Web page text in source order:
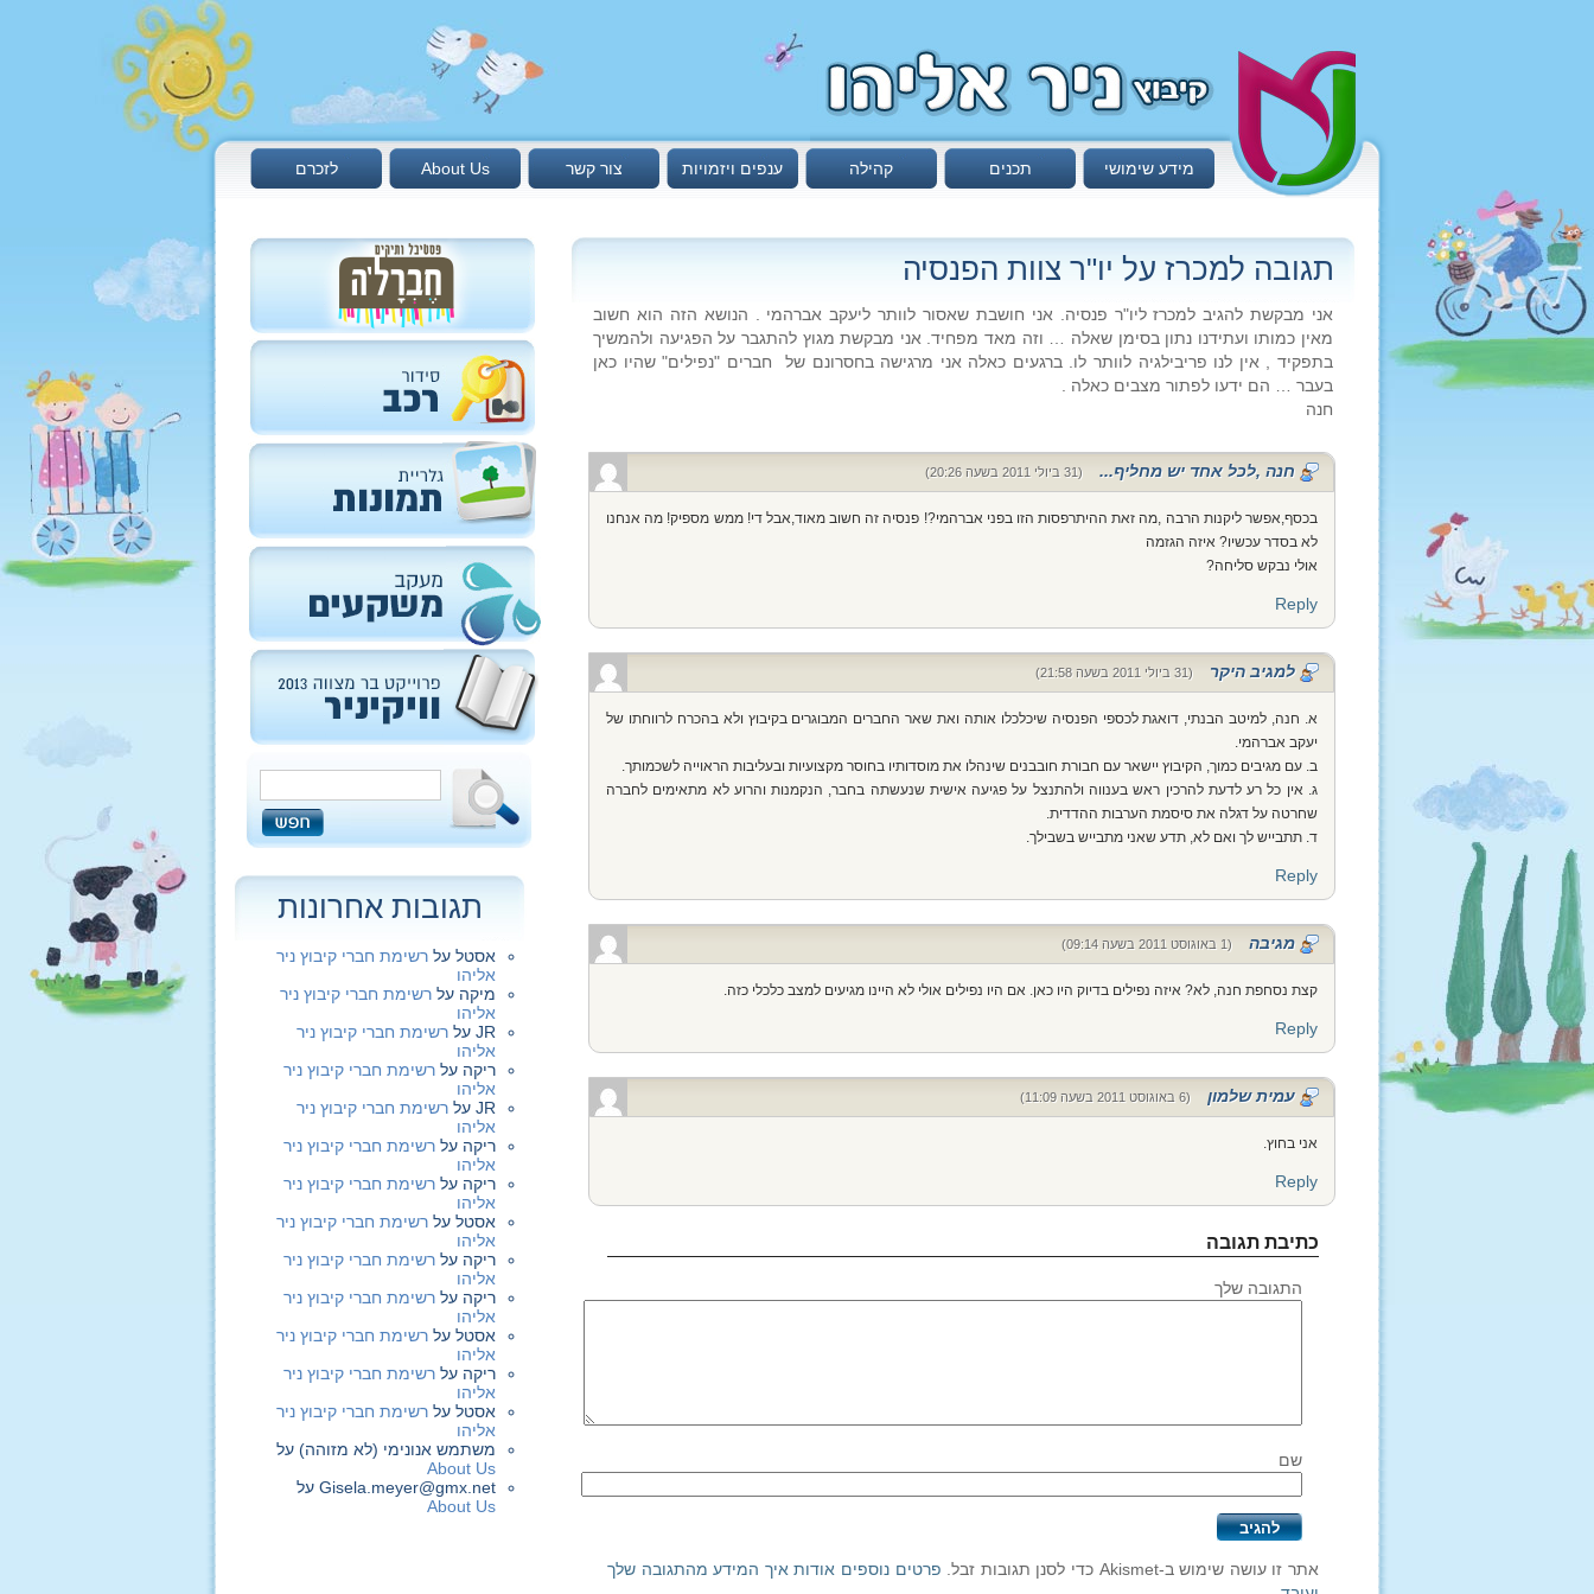
לזכרם About Us צור קשר ענפים ויזמויות קהילה תכנים מידע שימושי
תגובה למכרז על יו"ר צוות הפנסיה
אני מבקשת להגיב למכרז ליו"ר פנסיה. אני חושבת שאסור לוותר ליעקב אברהמי . הנושא הזה הוא חשוב
מאין כמותו ועתידנו נתון בסימן שאלה … וזה מאד מפחיד. אני מבקשת מגוץ להתגבר על הפגיעה ולהמשיך
בתפקיד , אין לנו פריבילגיה לוותר לו. ברגעים כאלה אני מרגישה בחסרונם של חברים "נפילים" שהיו כאן
בעבר … הם ידעו לפתור מצבים כאלה .
חנה
חנה ,לכל אחד יש מחליף... (31 ביולי 2011 בשעה 20:26)
בכסף,אפשר ליקנות הרבה ,מה זאת ההיתרפסות הזו בפני אברהמי?! פנסיה זה חשוב מאוד,אבל די! ממש מספיק! מה אנחנו
לא בסדר עכשיו? איזה הגזמה
אולי נבקש סליחה?
Reply
למגיב היקר (31 ביולי 2011 בשעה 21:58)
א. חנה, למיטב הבנתי, דואגת לכספי הפנסיה שיכלכלו אותה ואת שאר החברים המבוגרים בקיבוץ ולא בהכרח לרווחתו של
יעקב אברהמי.
ב. עם מגיבים כמוך, הקיבוץ יישאר עם חבורת חובבנים שינהלו את מוסדותיו בחוסר מקצועיות ובעליבות הראוייה לשכמותך.
ג. אין כל רע לדעת להרכין ראש בענווה ולהתנצל על פגיעה אישית שנעשתה בחבר, הנקמנות והרוע לא מתאימים לחברה
שחרטה על דגלה את סיסמת הערבות ההדדית.
ד. תתבייש לך ואם לא, תדע שאני מתבייש בשבילך.
Reply
מגיבה (1 באוגוסט 2011 בשעה 09:14)
קצת נסחפת חנה, לא? איזה נפילים בדיוק היו כאן. אם היו נפילים אולי לא היינו מגיעים למצב כלכלי כזה.
Reply
עמית שלמון (6 באוגוסט 2011 בשעה 11:09)
אני בחוץ.
Reply
כתיבת תגובה
התגובה שלך
שם
אתר זו עושה שימוש ב-Akismet כדי לסנן תגובות זבל.
פרטים נוספים אודות איך המידע מהתגובה שלך
תגובות אחרונות
אסטל על רשימת חברי קיבוץ ניר
אליהו
מיקה על רשימת חברי קיבוץ ניר
אליהו
JR על רשימת חברי קיבוץ ניר
אליהו
ריקה על רשימת חברי קיבוץ ניר
אליהו
JR על רשימת חברי קיבוץ ניר
אליהו
ריקה על רשימת חברי קיבוץ ניר
אליהו
ריקה על רשימת חברי קיבוץ ניר
אליהו
אסטל על רשימת חברי קיבוץ ניר
אליהו
ריקה על רשימת חברי קיבוץ ניר
אליהו
ריקה על רשימת חברי קיבוץ ניר
אליהו
אסטל על רשימת חברי קיבוץ ניר
אליהו
ריקה על רשימת חברי קיבוץ ניר
אליהו
אסטל על רשימת חברי קיבוץ ניר
אליהו
משתמש אנונימי (לא מזוהה) על
About Us
Gisela.meyer@gmx.net על
About Us